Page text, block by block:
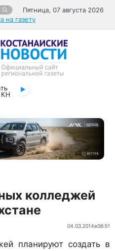
Пятница, 07 августа 2026
на газету
КН
колледжей
04.03.2014в06:51
планируют создать в